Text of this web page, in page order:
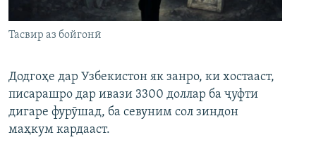
Тасвир аз бойгонӣ
Додгоҳе дар Узбекистон як занро, ки хостааст,
писарашро дар ивази 3300 доллар ба ҷуфти
дигаре фурӯшад, ба севуним сол зиндон
маҳкум кардааст.